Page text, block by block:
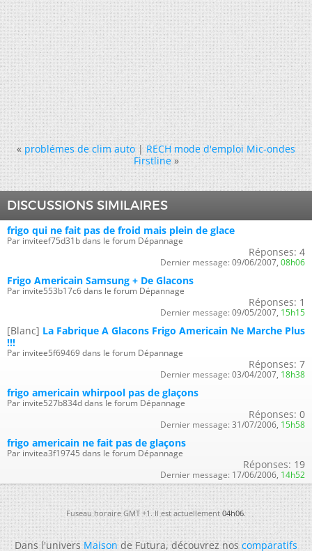
« problémes de clim auto|RECH mode d'emploi Mic-ondes
Firstline »
DISCUSSIONS SIMILAIRES
frigo qui ne fait pas de froid mais plein de glace
Par inviteef75d31b dans le forum Dépannage
Réponses: 4
Dernier message: 09/06/2007, 08h06
Frigo Americain Samsung + De Glacons
Par invite553b17c6 dans le forum Dépannage
Réponses: 1
Dernier message: 09/05/2007, 15h15
[Blanc] La Fabrique A Glacons Frigo Americain Ne Marche Plus
!!!
Par invitee5f69469 dans le forum Dépannage
Réponses: 7
Dernier message: 03/04/2007, 18h38
frigo americain whirpool pas de glaçons
Par invite527b834d dans le forum Dépannage
Réponses: 0
Dernier message: 31/07/2006, 15h58
frigo americain ne fait pas de glaçons
Par invitea3f19745 dans le forum Dépannage
Réponses: 19
Dernier message: 17/06/2006, 14h52
Fuseau horaire GMT +1. Il est actuellement04h06.
Dans l'universMaisonde Futura, découvrez noscomparatifs